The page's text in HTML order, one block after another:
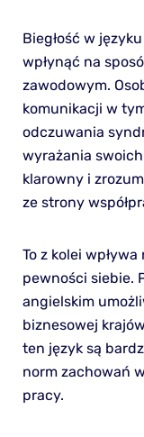
Biegłość w
wpłynąć na
zawodowym.
komunikacji w
odczuwania
wyrażania
klarowny i
ze strony
To z kolei
pewności siebie.
angielskim
biznesowej
ten język są
norm zachowań
pracy.